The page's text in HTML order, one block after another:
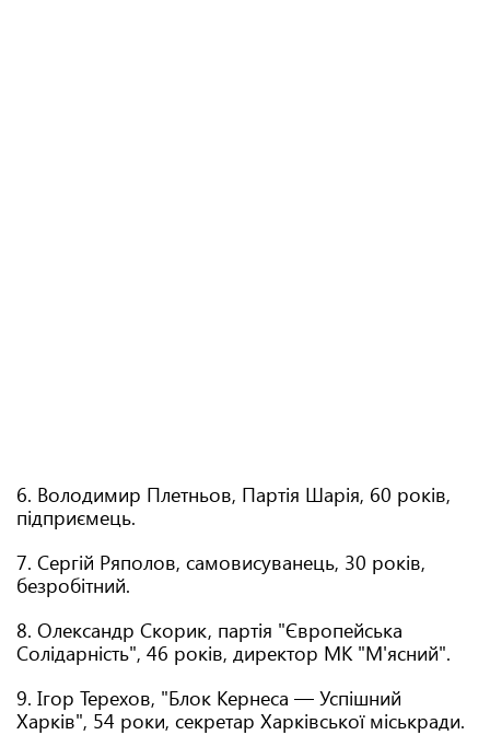
6. Володимир Плетньов, Партія Шарія, 60 років,
підприємець.
7. Сергій Ряполов, самовисуванець, 30 років,
безробітний.
8. Олександр Скорик, партія "Європейська
Солідарність", 46 років, директор МК "М'ясний".
9. Ігор Терехов, "Блок Кернеса — Успішний
Харків", 54 роки, секретар Харківської міськради.